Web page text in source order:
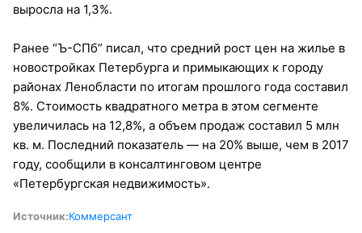
выросла на 1,3%.
Ранее “Ъ-СПб” писал, что средний рост цен на жилье в
новостройках Петербурга и примыкающих к городу
районах Ленобласти по итогам прошлого года составил
8%. Стоимость квадратного метра в этом сегменте
увеличилась на 12,8%, а объем продаж составил 5 млн
кв. м. Последний показатель — на 20% выше, чем в 2017
году, сообщили в консалтинговом центре
«Петербургская недвижимость».
Источник:Коммерсант